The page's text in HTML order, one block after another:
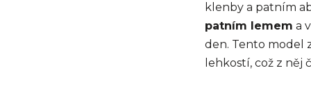
klenby a patním
patním lemem a
den. Tento model
lehkostí, což z